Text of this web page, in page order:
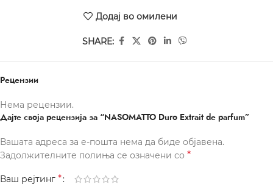
Додај во омилени
SHARE:
Рецензии
Нема рецензии.
Дајте своја рецензија за “NASOMATTO Duro Extrait de parfum”
Вашата адреса за е-пошта нема да биде објавена.
Задолжителните полиња се означени со *
Ваш рејтинг *